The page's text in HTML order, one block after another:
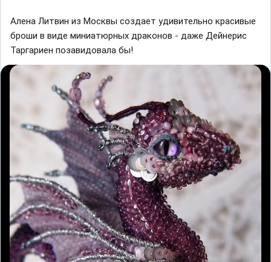
Алена Литвин из Москвы создает удивительно красивые
броши в виде миниатюрных драконов - даже Дейнерис
Таргариен позавидовала бы!